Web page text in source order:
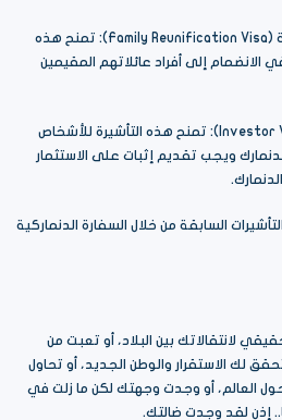
4-تأشيرة الدخول للإقامة العائلية (Family Reunification Visa): تمنح هذه
الانضمام إلى أفراد عائلاتهم المقيمين
5-تأشيرة الدخول للاستثمار (Investor Visa): تمنح هذه التأشيرة للأشخاص
ويجب تقديم إثبات على الاستثمار
السابقة من خلال السفارة الدنماركية
لانتقالاتك بين البلاد، أو تعبت من
لك الاستقرار والوطن الجديد، أو تحاول
حول العالم، أو وجدت وجهتك لكن ما زلت في
إذن لقد وجدت ضالتك.